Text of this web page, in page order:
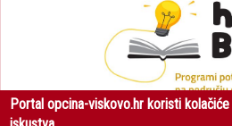
Portal opcina-viskovo.hr koristi